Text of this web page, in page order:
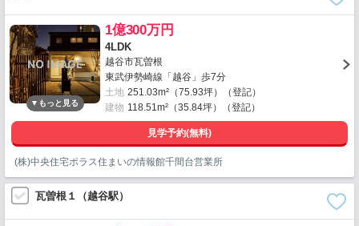
1億300万円
4LDK
越谷市瓦曽根
東武伊勢崎線「越谷」歩7分
土地 251.03m²（75.93坪）（登記）
建物 118.51m²（35.84坪）（登記）
見学予約(無料)
(株)中央住宅ポラス住まいの情報館千間台営業所
瓦曽根１（越谷駅）